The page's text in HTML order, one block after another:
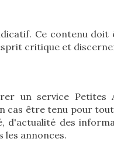
Ce contenu doit
critique et
un service Petites
cas être tenu pour
d'actualité des
les annonces.